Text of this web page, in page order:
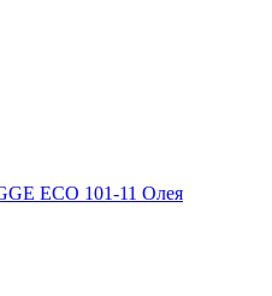
ECO 101-11 Олея